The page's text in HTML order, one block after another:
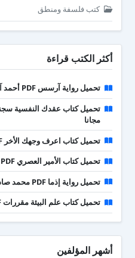
كتب فلسفة ومنطق
أكثر الكتب قراءة
تحميل رواية آرسس PDF أحمد آل حمدان
مجانا
تحميل كتاب اعرف وجهك الأخر PDF يوسف الحسني
تحميل كتاب الأمير العصري PDF تأليف كارنز لورد كامل مجانا
تحميل رواية إذما PDF محمد صادق كامل مجانا
تحميل كتاب علم البيئة مقررات PDF السعودية 1443
أشهر المؤلفين